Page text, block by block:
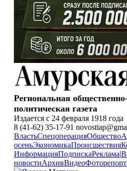
Региональная
политическая газета
Издается с 24 февраля 1918 года
8 (41-62) 35-17-91
ВластьСпецоперацияОбщество
осеньЭкономикаПроисшествия
ИнформацияПодпискаРеклама|
новостиАрхивВидео